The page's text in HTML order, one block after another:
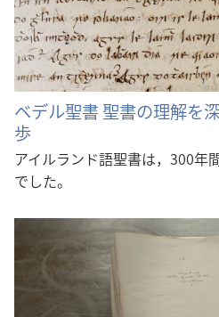
ベデル聖書 聖書の理解を
歩
アイルランド語聖書は，300年
でした。